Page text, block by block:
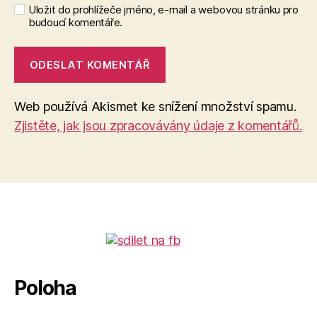
Uložit do prohlížeče jméno, e-mail a webovou stránku pro
budoucí komentáře.
Web používá Akismet ke snížení množství spamu.
Zjistěte, jak jsou zpracovávány údaje z komentářů.
Poloha